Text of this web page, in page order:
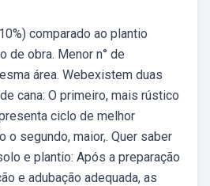
comparado ao plantio
de obra. Menor n° de
área. Webexistem duas
cana: O primeiro, mais rústico
ciclo de melhor
o segundo, maior,. Quer saber
e plantio: Após a preparação
e adubação adequada, as